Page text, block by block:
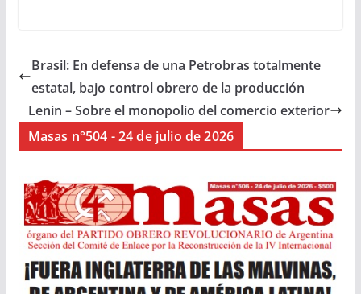
Brasil: En defensa de una Petrobras totalmente
estatal, bajo control obrero de la producción
Lenin – Sobre el monopolio del comercio exterior
Masas n°504 - 24 de julio de 2026